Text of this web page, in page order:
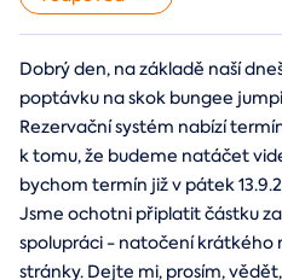
Dobrý den, na základě naší
poptávku na skok bungee
Rezervační systém nabízí
k tomu, že budeme natáčet
bychom termín již v pátek
Jsme ochotni připlatit částku
spolupráci - natočení krátkého
stránky. Dejte mi, prosím,